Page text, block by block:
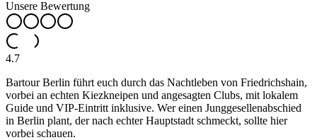
Unsere Bewertung
4.7
Bartour Berlin führt euch durch das Nachtleben von Friedrichshain,
vorbei an echten Kiezkneipen und angesagten Clubs, mit lokalem
Guide und VIP-Eintritt inklusive. Wer einen Junggesellenabschied
in Berlin plant, der nach echter Hauptstadt schmeckt, sollte hier
vorbei schauen.